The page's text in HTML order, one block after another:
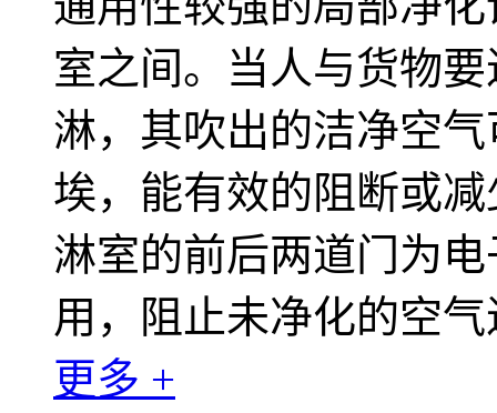
室之间。当人与货物
淋，其吹出的洁净空
埃，能有效的阻断或
淋室的前后两道门为
用，阻止未净化的空
更多 +